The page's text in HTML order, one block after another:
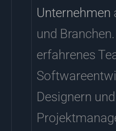
Unternehmen
und
erfahrenes
Designern und